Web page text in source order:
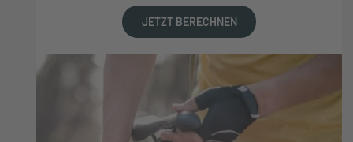
JETZT BERECHNEN